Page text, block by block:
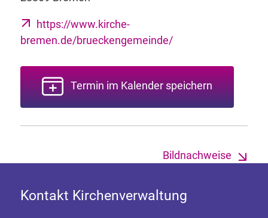
https://www.kirche-
bremen.de/brueckengemeinde/
Termin im Kalender speichern
Bildnachweise
Kontakt Kirchenverwaltung